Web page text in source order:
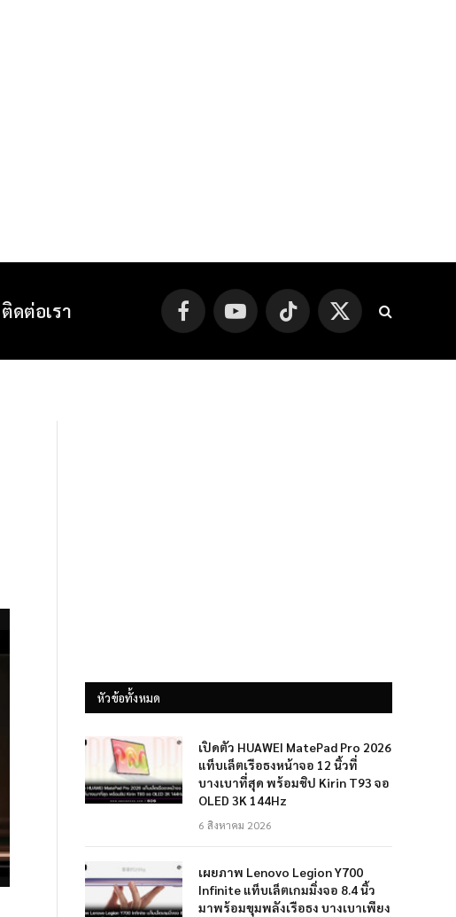
ติดต่อเรา FacebookYouTube TikTok
X
(Twitter)
หัวข้อทั้งหมด
เปิดตัว HUAWEI MatePad Pro 2026
แท็บเล็ตเรือธงหน้าจอ 12 นิ้วที่
บางเบาที่สุด พร้อมชิป Kirin T93 จอ
OLED 3K 144Hz
6 สิงหาคม 2026
เผยภาพ Lenovo Legion Y700
Infinite แท็บเล็ตเกมมิ่งจอ 8.4 นิ้ว
มาพร้อมขุมพลังเรือธง บางเบาเพียง